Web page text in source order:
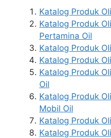
Katalog Produk
Katalog Produk
Pertamina Oil
Katalog Produk
Katalog Produk
Katalog Produk
Oil
Katalog Produk
Mobil Oil
Katalog Produk
Katalog Produk